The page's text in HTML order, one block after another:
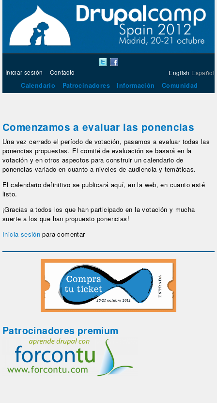
English Español
Iniciar sesión Contacto
Calendario Patrocinadores Información Comunidad
Comenzamos a evaluar las ponencias
Una vez cerrado el período de votación, pasamos a evaluar todas las
ponencias propuestas. El comité de evaluación se basará en la
votación y en otros aspectos para construir un calendario de
ponencias variado en cuanto a niveles de audiencia y temáticas.
El calendario definitivo se publicará aquí, en la web, en cuanto esté
listo.
¡Gracias a todos los que han participado en la votación y mucha
suerte a los que han propuesto ponencias!
Inicia sesión para comentar
Patrocinadores premium